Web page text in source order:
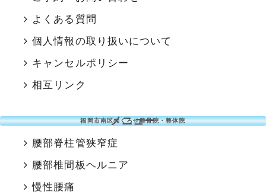
よくある質問
個人情報の取り扱いについて
キャンセルポリシー
相互リンク
福岡市南区のくろせ整骨院・整体院
メニュー
腰部脊柱管狭窄症
腰部椎間板ヘルニア
慢性腰痛